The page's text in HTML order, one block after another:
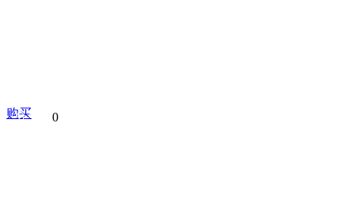
分享到 0
购买